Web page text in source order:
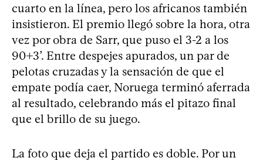
cuarto en la línea, pero los africanos también
insistieron. El premio llegó sobre la hora, otra
vez por obra de Sarr, que puso el 3-2 a los
90+3’. Entre despejes apurados, un par de
pelotas cruzadas y la sensación de que el
empate podía caer, Noruega terminó aferrada
al resultado, celebrando más el pitazo final
que el brillo de su juego.
La foto que deja el partido es doble. Por un